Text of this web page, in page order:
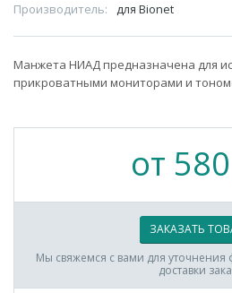
Производитель: для Bionet
Манжета НИАД предназначена для
прикроватными мониторами и
от
ЗАКАЗАТЬ
Мы свяжемся с вами для
доставки